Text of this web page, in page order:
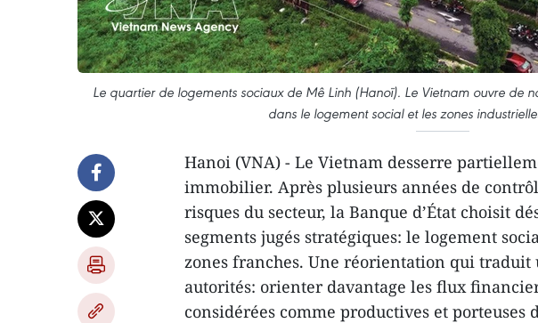
Le quartier de logements sociaux de Mê Linh (Hanoï). Le Vietnam ouvre de
dans le logement social et les zones
Hanoi (VNA) - Le Vietnam desserre
immobilier. Après plusieurs années de
risques du secteur, la Banque d’État choisit
segments jugés stratégiques: le logement
zones franches. Une réorientation qui traduit
autorités: orienter davantage les flux
considérées comme productives et porteuses